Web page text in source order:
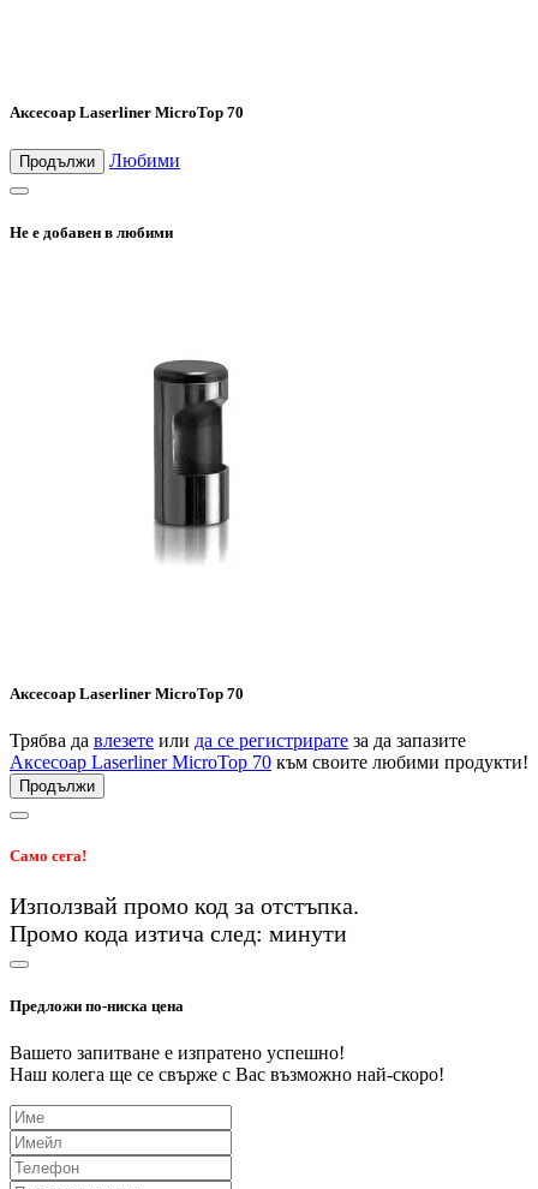
Аксесоар Laserliner MicroTop 70
Продължи Любими
Не е добавен в любими
Аксесоар Laserliner MicroTop 70
Трябва да влезете или да се регистрирате за да запазите
Аксесоар Laserliner MicroTop 70 към своите любими продукти!
Продължи
Само сега!
Използвай промо код за отстъпка.
Промо кода изтича след: минути
Предложи по-ниска цена
Вашето запитване е изпратено успешно!
Наш колега ще се свърже с Вас възможно най-скоро!